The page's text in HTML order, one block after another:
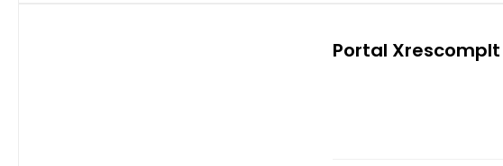
Portal Xrescomplt